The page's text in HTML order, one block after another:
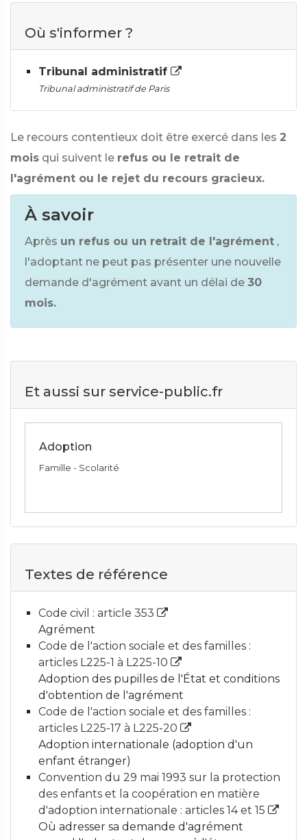
Où s'informer ?
Tribunal administratif
Tribunal administratif de Paris
Le recours contentieux doit être exercé dans les 2
mois qui suivent le refus ou le retrait de
l'agrément ou le rejet du recours gracieux.
À savoir
Après un refus ou un retrait de l'agrément ,
l'adoptant ne peut pas présenter une nouvelle
demande d'agrément avant un délai de 30
mois.
Et aussi sur service-public.fr
Adoption
Famille - Scolarité
Textes de référence
Code civil : article 353
Agrément
Code de l'action sociale et des familles :
articles L225-1 à L225-10
Adoption des pupilles de l'État et conditions
d'obtention de l'agrément
Code de l'action sociale et des familles :
articles L225-17 à L225-20
Adoption internationale (adoption d'un
enfant étranger)
Convention du 29 mai 1993 sur la protection
des enfants et la coopération en matière
d'adoption internationale : articles 14 et 15
Où adresser sa demande d'agrément